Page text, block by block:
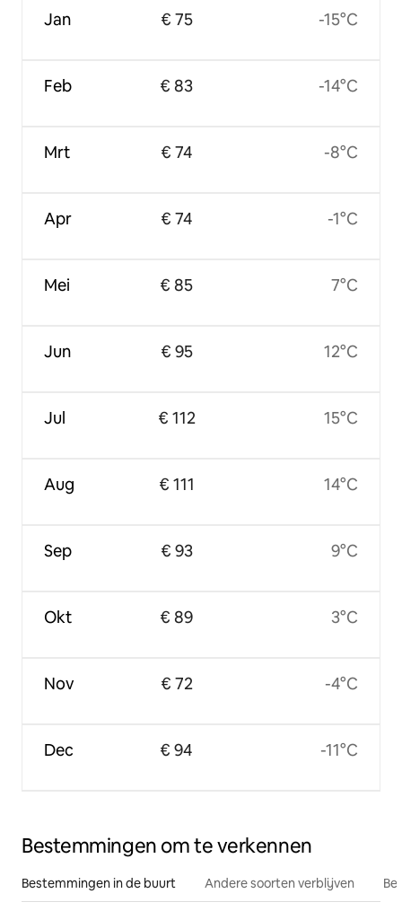
Jan
Feb
Mrt
Apr
Mei
Jun
Jul
Aug
Sep
Okt
Nov
Dec
€ 75
€ 83
€ 74
€ 74
€ 85
€ 95
€ 112
€ 111
€ 93
€ 89
€ 72
€ 94
-15°C
-14°C
-8°C
-1°C
7°C
12°C
15°C
14°C
9°C
3°C
-4°C
-11°C
Bestemmingen om te verkennen
Bestemmingen in de buurt Andere soorten verblijven